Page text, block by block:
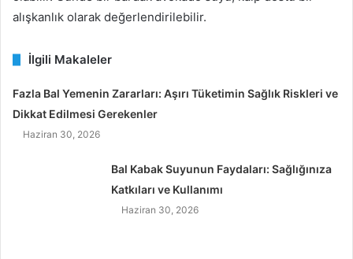
alışkanlık olarak değerlendirilebilir.
İlgili Makaleler
Fazla Bal Yemenin Zararları: Aşırı Tüketimin Sağlık Riskleri ve
Dikkat Edilmesi Gerekenler
Haziran 30, 2026
Bal Kabak Suyunun Faydaları: Sağlığınıza
Katkıları ve Kullanımı
Haziran 30, 2026